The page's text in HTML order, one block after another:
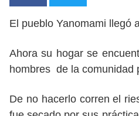
El pueblo Yanomami llegó
Ahora su hogar se
hombres de la comunidad
De no hacerlo corren el